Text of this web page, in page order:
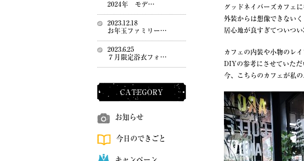
グッドネイバーズカフェに
外装からは想像できない
居心地が良すぎてついつ
カフェの内装や小物のレ
DIYの参考にさせていた
今、こちらのカフェが私
2024年 モデ…
2023.12.18
お年玉ファミリー…
2023.6.25
７月限定浴衣フォ…
CATEGORY
お知らせ
今日のできごと